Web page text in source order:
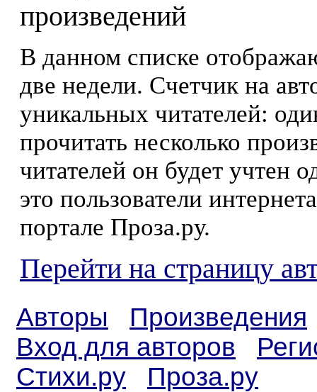
произведений
В данном списке
две недели. Счетчик на
уникальных читателей:
прочитать несколько
читателей он будет учтен
это пользователи
портале Проза.ру.
Перейти на страницу
Авторы
Произведения
Вход для авторов
Стихи.ру
Проза.ру